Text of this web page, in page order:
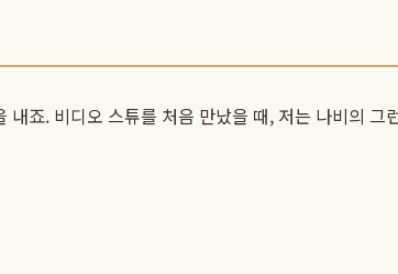
죠. 비디오 스튜를 처음 만났을 때, 저는 나비의 그